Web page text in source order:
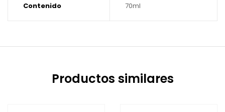
Contenido 70ml
Productos similares